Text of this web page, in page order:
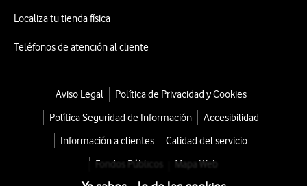
Localiza tu tienda física
Teléfonos de atención al cliente
Aviso Legal
Política de Privacidad y Cookies
Política Seguridad de Información
Accesibilidad
Información a clientes
Calidad del servicio
Fondos Públicos
Mapa Web